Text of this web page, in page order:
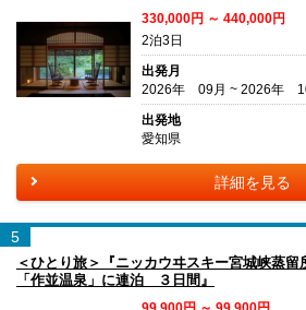
330,000円 ～ 440,000円
2泊3日
出発月
2026年 09月 ~ 2026年
出発地
愛知県
詳細を見る
5
＜ひとり旅＞『ニッカウヰスキー宮城峡蒸
「作並温泉」に連泊 ３日間』